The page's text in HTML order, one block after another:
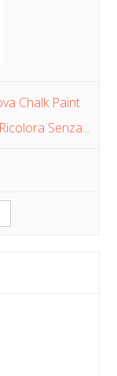
Chalk Paint
Senza...